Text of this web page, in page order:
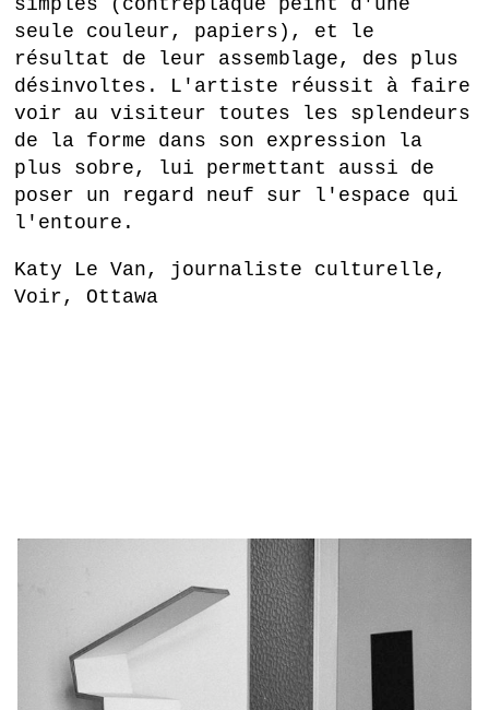
simples (contreplaqué peint d'une
seule couleur, papiers), et le
résultat de leur assemblage, des plus
désinvoltes. L'artiste réussit à faire
voir au visiteur toutes les splendeurs
de la forme dans son expression la
plus sobre, lui permettant aussi de
poser un regard neuf sur l'espace qui
l'entoure.
Katy Le Van, journaliste culturelle,
Voir, Ottawa